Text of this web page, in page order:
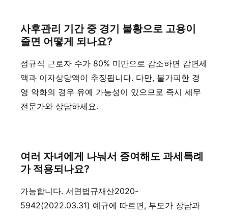
사후관리 기간 중 경기 불황으로 고용이
줄면 어떻게 되나요?
정규직 근로자 수가 80% 미만으로 감소하면 감면세
액과 이자상당액이 추징됩니다. 다만, 불가피한 경
영 악화의 경우 유예 가능성이 있으므로 즉시 세무
전문가와 상담하세요.
여러 자녀에게 나눠서 증여해도 과세특례
가 적용되나요?
가능합니다. 서면법규재산2020-
5942(2022.03.31) 예규에 따르면, 부모가 장남과